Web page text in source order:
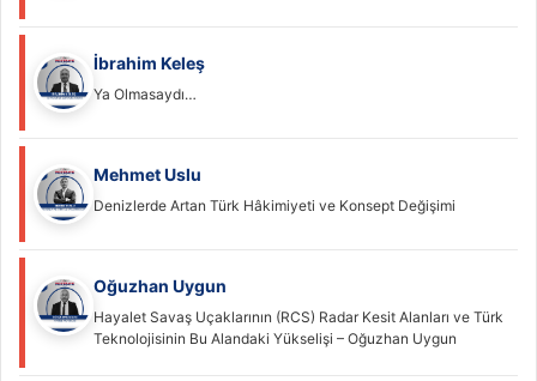
İbrahim Keleş
Ya Olmasaydı…
Mehmet Uslu
Denizlerde Artan Türk Hâkimiyeti ve Konsept Değişimi
Oğuzhan Uygun
Hayalet Savaş Uçaklarının (RCS) Radar Kesit Alanları ve Türk
Teknolojisinin Bu Alandaki Yükselişi – Oğuzhan Uygun